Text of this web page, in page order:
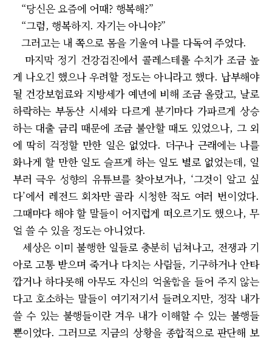
“당신은 요즘에 어때? 행복해?”
“그럼, 행복하지. 자기는 아니야?”
그러고는 내 쪽으로 몸을 기울여 나를 다독여 주었다.
마지막 정기 건강검진에서 콜레스테롤 수치가 조금 높
게 나오긴 했으나 우려할 정도는 아니라고 했다. 납부해야
될 건강보험료와 지방세가 예년에 비해 조금 올랐고, 날로
하락하는 부동산 시세와 다르게 분기마다 가파르게 상승
하는 대출 금리 때문에 조금 불안할 때도 있었으나, 그 외
에 딱히 걱정할 만한 일은 없었다. 더구나 근래에는 나를
화나게 할 만한 일도 슬프게 하는 일도 별로 없었는데, 일
부러 극우 성향의 유튜브를 찾아보거나, ‘그것이 알고 싶
다’에서 레전드 회차만 골라 시청한 적도 여러 번이었다.
그때마다 해야 할 말들이 어지럽게 떠오르기도 했으나, 무
얼 쓸 수 있을 정도는 아니었다.
세상은 이미 불행한 일들로 충분히 넘쳐나고, 전쟁과 기
아로 고통 받으며 죽거나 다치는 사람들, 기구하거나 안타
깝거나 하다못해 아무도 자신의 억울함을 들어 주지 않는
다고 호소하는 말들이 여기저기서 들려오지만, 정작 내가
쓸 수 있는 불행들이란 겨우 내가 이해할 수 있는 불행들
뿐이었다. 그러므로 지금의 상황을 종합적으로 판단해 보